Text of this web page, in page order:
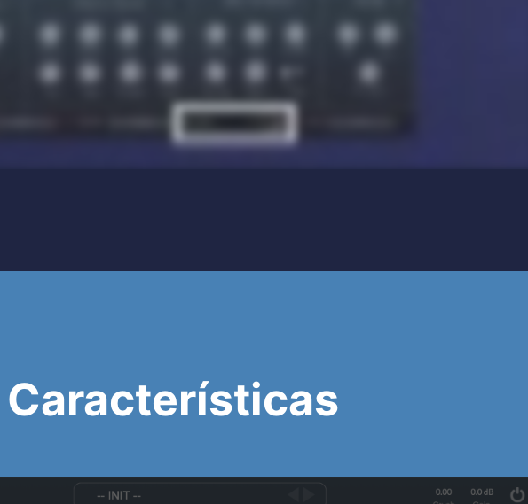
Características